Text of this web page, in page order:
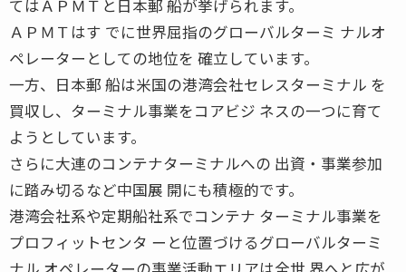
てはＡＰＭＴと日本郵 船が挙げられます。
ＡＰＭＴはす でに世界屈指のグローバルターミ ナルオ
ペレーターとしての地位を 確立しています。
一方、日本郵 船は米国の港湾会社セレスターミナル を
買収し、ターミナル事業をコアビジ ネスの一つに育て
ようとしています。
さらに大連のコンテナターミナルへの 出資・事業参加
に踏み切るなど中国展 開にも積極的です。
港湾会社系や定期船社系でコンテナ ターミナル事業を
プロフィットセンタ ーと位置づけるグローバルターミ